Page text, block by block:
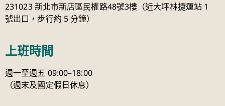
231023 新北市新店區民權路48號3樓（近大坪林捷運站 1
號出口，步行約 5 分鐘）
上班時間
週一至週五 09:00–18:00
（週末及國定假日休息）